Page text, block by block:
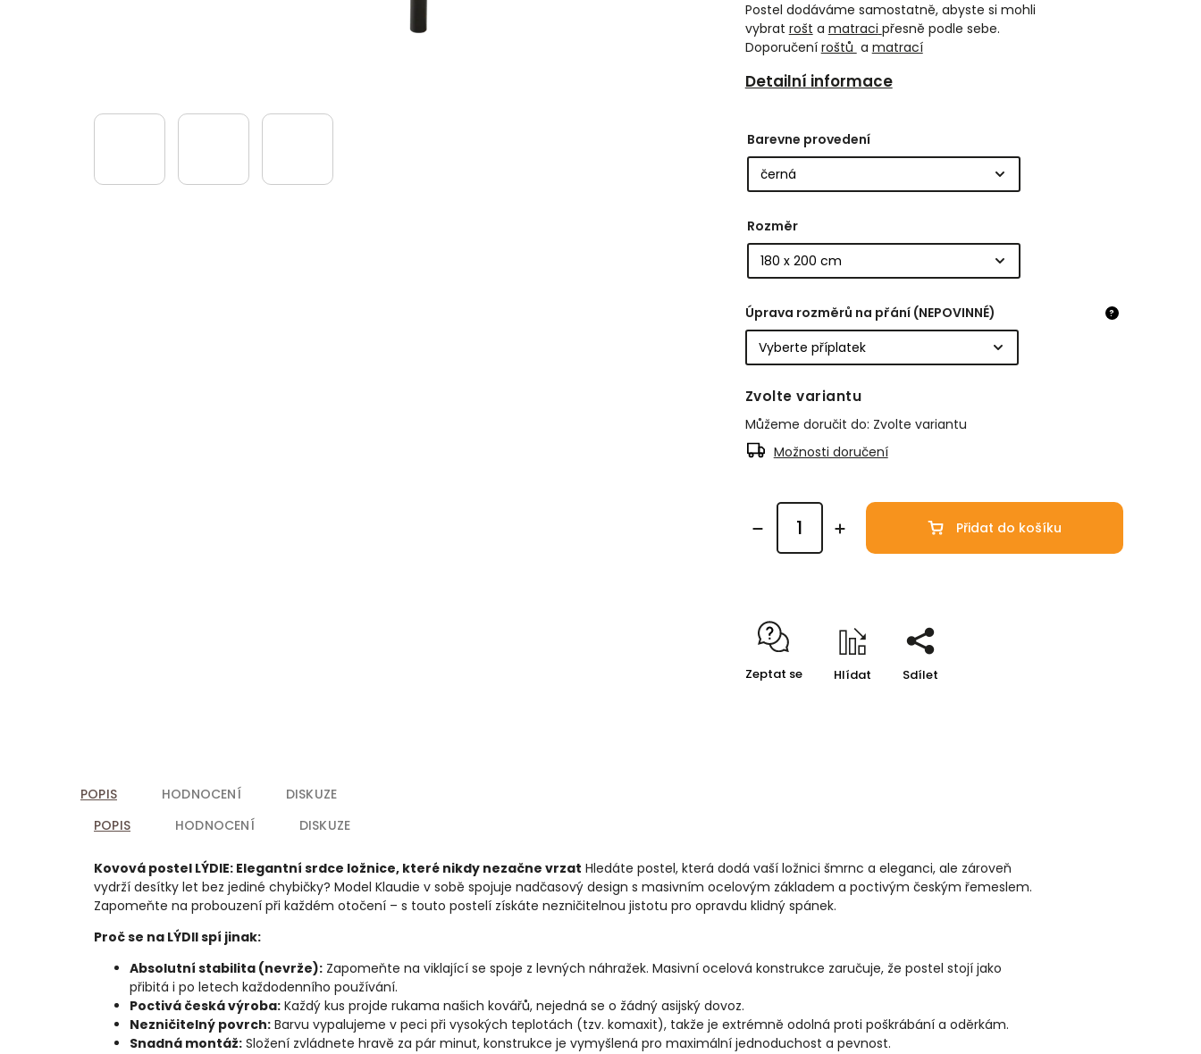
Postel dodáváme samostatně, abyste si mohli
vybrat rošt a matraci přesně podle sebe.
Doporučení roštů a matrací
Detailní informace
Barevne provedení
Rozměr
Úprava rozměrů na přání (NEPOVINNÉ) ?
Zvolte variantu
Můžeme doručit do: Zvolte variantu
Možnosti doručení
Přidat do košíku
Zeptat se Hlídat Sdílet
POPIS HODNOCENÍ
DISKUZE
POPIS
HODNOCENÍ DISKUZE
Kovová postel LÝDIE: Elegantní srdce ložnice, které nikdy nezačne vrzat Hledáte postel, která dodá vaší ložnici šmrnc a eleganci, ale zároveň
vydrží desítky let bez jediné chybičky? Model Klaudie v sobě spojuje nadčasový design s masivním ocelovým základem a poctivým českým řemeslem.
Zapomeňte na probouzení při každém otočení – s touto postelí získáte nezničitelnou jistotu pro opravdu klidný spánek.
Proč se na LÝDII spí jinak:
Absolutní stabilita (nevrže): Zapomeňte na viklající se spoje z levných náhražek. Masivní ocelová konstrukce zaručuje, že postel stojí jako
přibitá i po letech každodenního používání.
Poctivá česká výroba: Každý kus projde rukama našich kovářů, nejedná se o žádný asijský dovoz.
Nezničitelný povrch: Barvu vypalujeme v peci při vysokých teplotách (tzv. komaxit), takže je extrémně odolná proti poškrábání a oděrkám.
Snadná montáž: Složení zvládnete hravě za pár minut, konstrukce je vymyšlená pro maximální jednoduchost a pevnost.